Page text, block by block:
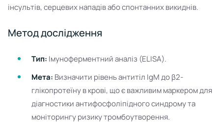
інсультів, серцевих нападів або спонтанних викиднів.
Метод дослідження
Тип: Імуноферментний аналіз (ELISA).
Мета: Визначити рівень антитіл IgM до β2-
глікопротеїну в крові, що є важливим маркером для
діагностики антифосфоліпідного синдрому та
моніторингу ризику тромбоутворення.